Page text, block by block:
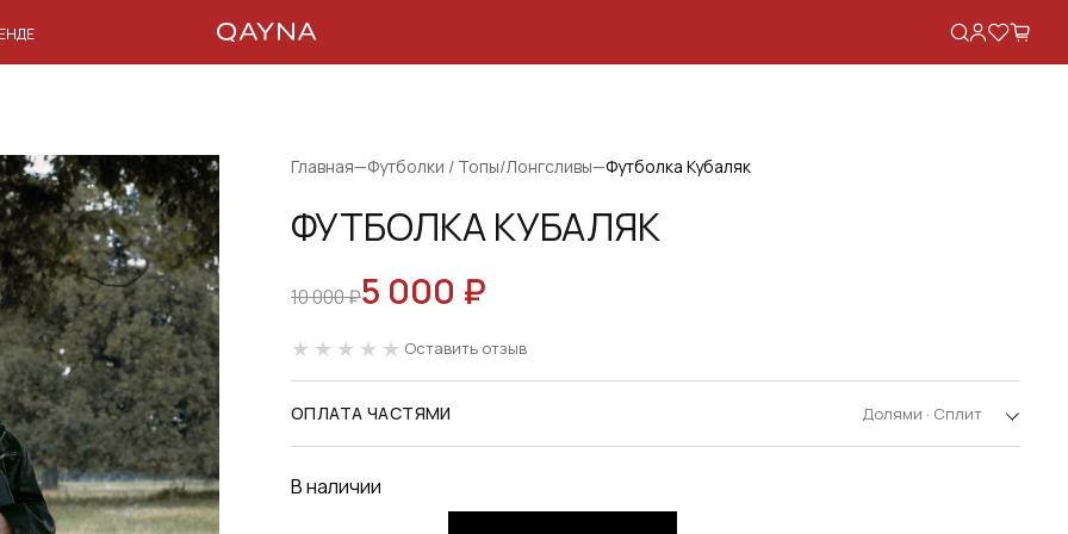
Главная—Футболки / Топы/Лонгсливы—Футболка Кубаляк
ФУТБОЛКА КУБАЛЯК
10 000₽
ПЕРВОНАЧАЛЬНАЯ
ЦЕНА
СОСТАВЛЯЛА
10
000 ₽.
5 000 ₽
ТЕКУЩАЯ
ЦЕНА:
5
000 ₽.
Оставить отзыв
ОПЛАТА ЧАСТЯМИ Долями · Сплит
В наличии